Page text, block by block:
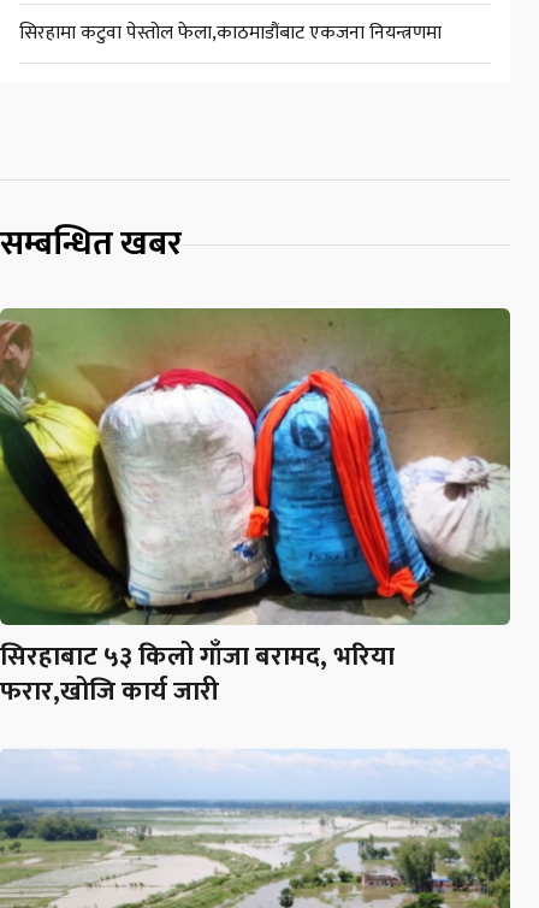
सिरहामा कटुवा पेस्तोल फेला,काठमाडौंबाट एकजना नियन्त्रणमा
सम्बन्धित खबर
सिरहाबाट ५३ किलो गाँजा बरामद, भरिया
फरार,खोजि कार्य जारी